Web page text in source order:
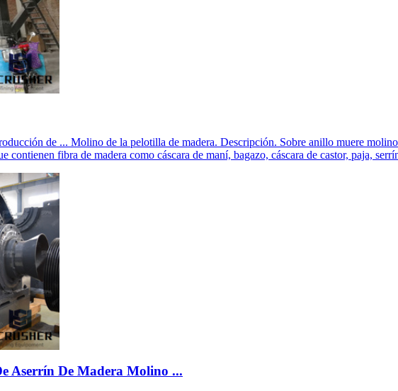
de ... Molino de la pelotilla de madera. Descripción. Sobre anillo muere
contienen fibra de madera como cáscara de maní, bagazo, cáscara de castor, paja,
Aserrín De Madera Molino ...